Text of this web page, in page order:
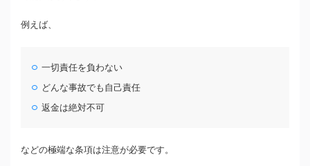
例えば、
一切責任を負わない
どんな事故でも自己責任
返金は絶対不可
などの極端な条項は注意が必要です。